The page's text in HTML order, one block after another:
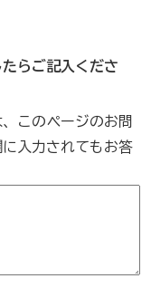
らご記入くださ
このページのお問
入力されてもお答